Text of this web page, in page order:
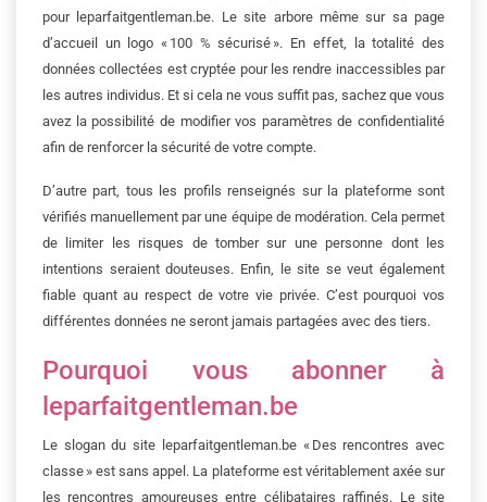
pour leparfaitgentleman.be. Le site arbore même sur sa page
d’accueil un logo « 100 % sécurisé ». En effet, la totalité des
données collectées est cryptée pour les rendre inaccessibles par
les autres individus. Et si cela ne vous suffit pas, sachez que vous
avez la possibilité de modifier vos paramètres de confidentialité
afin de renforcer la sécurité de votre compte.
D’autre part, tous les profils renseignés sur la plateforme sont
vérifiés manuellement par une équipe de modération. Cela permet
de limiter les risques de tomber sur une personne dont les
intentions seraient douteuses. Enfin, le site se veut également
fiable quant au respect de votre vie privée. C’est pourquoi vos
différentes données ne seront jamais partagées avec des tiers.
Pourquoi vous abonner à
leparfaitgentleman.be
Le slogan du site leparfaitgentleman.be« Des rencontres avec
classe » est sans appel. La plateforme est véritablement axée sur
les rencontres amoureuses entre célibataires raffinés. Le site